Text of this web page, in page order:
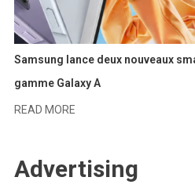
Samsung lance deux nouveaux
gamme Galaxy A
READ MORE
Advertising